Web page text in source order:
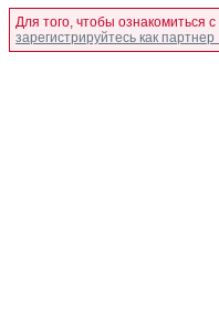
Для того, чтобы ознакомиться
зарегистрируйтесь как партнер